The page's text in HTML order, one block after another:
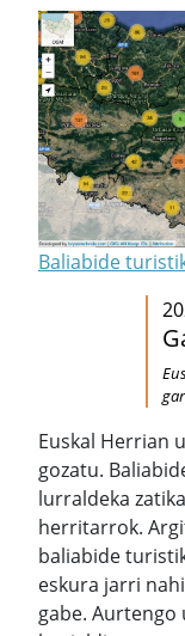
Baliabide
Euskal Herrian
gozatu.
lurraldeka
herritarrok.
baliabide
eskura jarri
gabe. Aurtengo